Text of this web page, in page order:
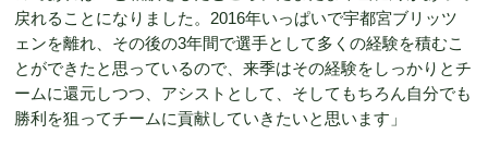
戻れることになりました。2016年いっぱいで宇都宮ブリッツ
ェンを離れ、その後の3年間で選手として多くの経験を積むこ
とができたと思っているので、来季はその経験をしっかりとチ
ームに還元しつつ、アシストとして、そしてもちろん自分でも
勝利を狙ってチームに貢献していきたいと思います」